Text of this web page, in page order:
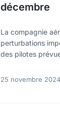
décembre
La compagnie
perturbations
des pilotes
25 novembre 2024